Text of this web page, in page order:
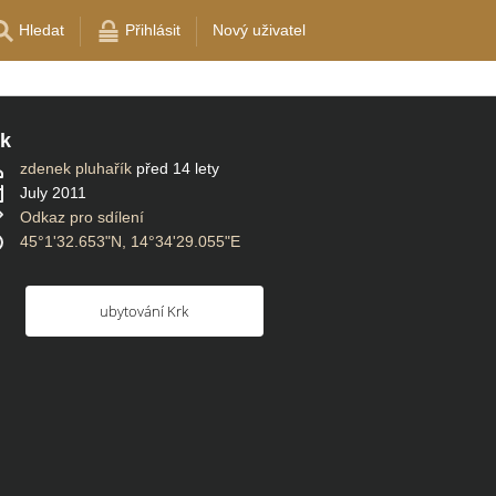
Hledat Přihlásit Nový uživatel
zdenek pluhařík před 14 lety
July 2011
Odkaz pro sdílení
45°1'32.653"N, 14°34'29.055"E
ubytování Krk